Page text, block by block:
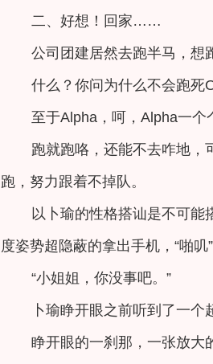
二、好想！回家……
公司团建居然去跑半马，想
什么？你问为什么不会跑死
至于Alpha，呵，Alpha一个
跑就跑咯，还能不去咋地，
跑，努力跟着不掉队。
以卜瑜的性格搭讪是不可
度姿势超隐蔽的拿出手机，“啪
“小姐姐，你没事吧。”
卜瑜睁开眼之前听到了一
睁开眼的一刹那，一张放大